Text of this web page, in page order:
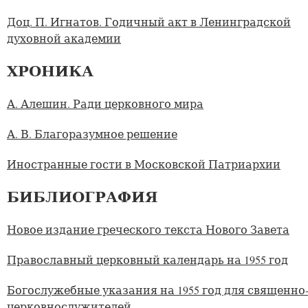
Доц. П. Игнатов. Годичный акт в Ленинградской
духовной академии
ХРОНИКА
А. Алешин. Ради церковного мира
А. В. Благоразумное решение
Иностранные гости в Московской Патриархии
БИБЛИОГРАФИЯ
Новое издание греческого текста Нового Завета
Православный церковный календарь на 1955 год
Богослужебные указания на 1955 год для священно-